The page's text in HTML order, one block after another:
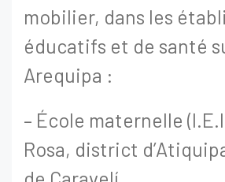
mobilier, dans les
éducatifs et de santé
Arequipa :
– École maternelle
Rosa, district